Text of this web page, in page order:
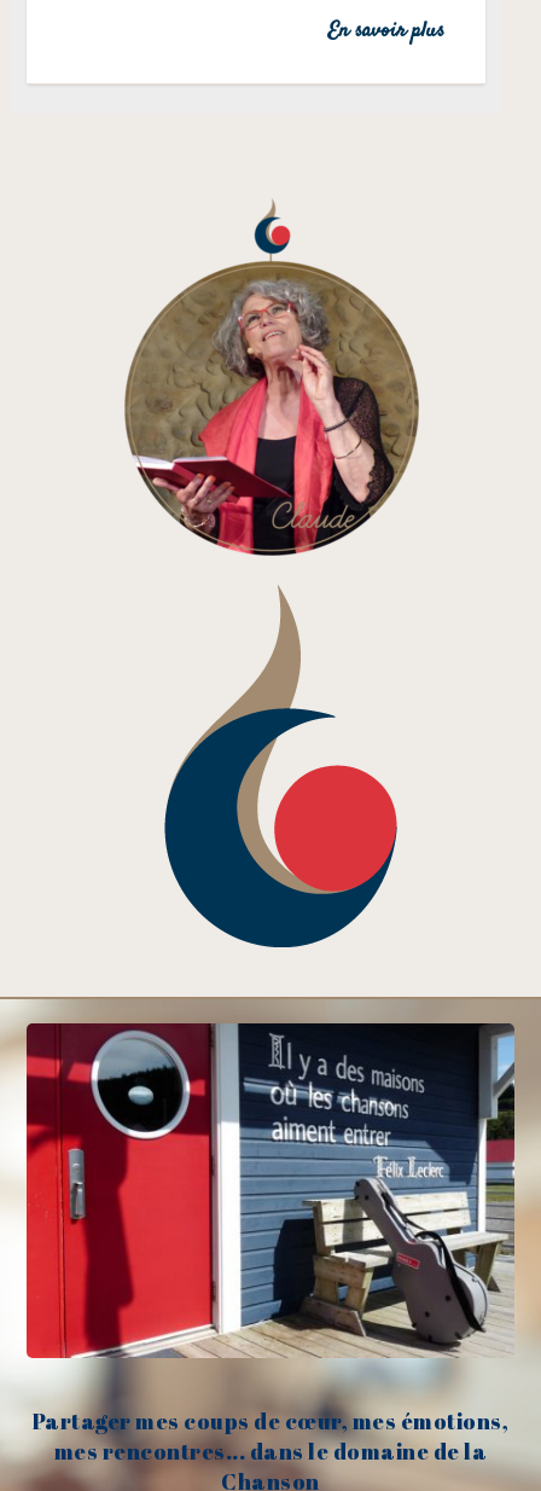
En savoir plus
Partager mes coups de cœur, mes émotions,
mes rencontres... dans le domaine de la
Chanson